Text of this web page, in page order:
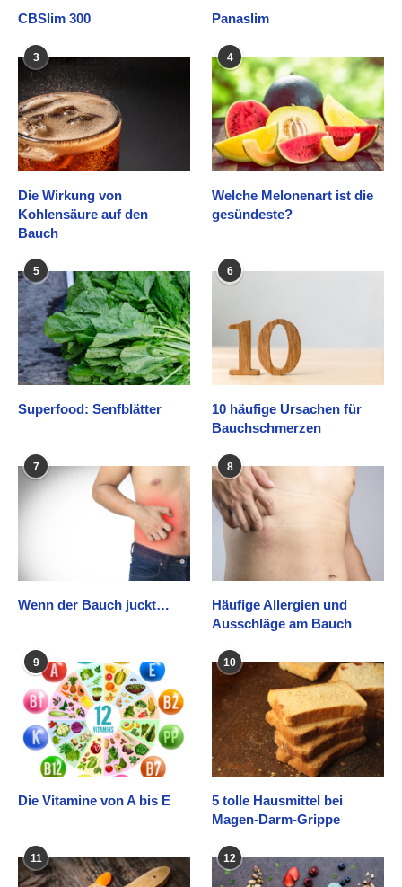
CBSlim 300 Panaslim
3
Die Wirkung von
Kohlensäure auf den
Bauch
4
Welche Melonenart ist die
gesündeste?
5
Superfood: Senfblätter
6
10 häufige Ursachen für
Bauchschmerzen
7
Wenn der Bauch juckt…
8
Häufige Allergien und
Ausschläge am Bauch
9
Die Vitamine von A bis E
10
5 tolle Hausmittel bei
Magen-Darm-Grippe
11 12